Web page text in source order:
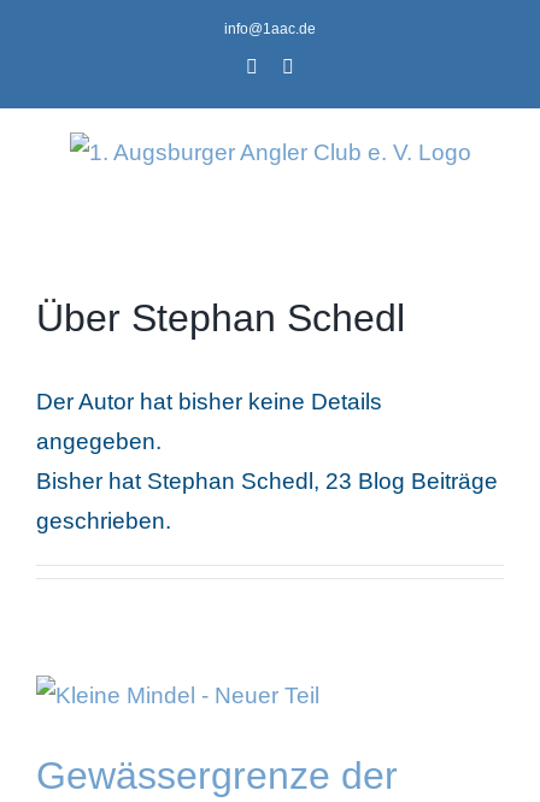
info@1aac.de
Facebook
Über Stephan Schedl
Der Autor hat bisher keine Details
angegeben.
Bisher hat Stephan Schedl, 23 Blog Beiträge
geschrieben.
Gewässergrenze der